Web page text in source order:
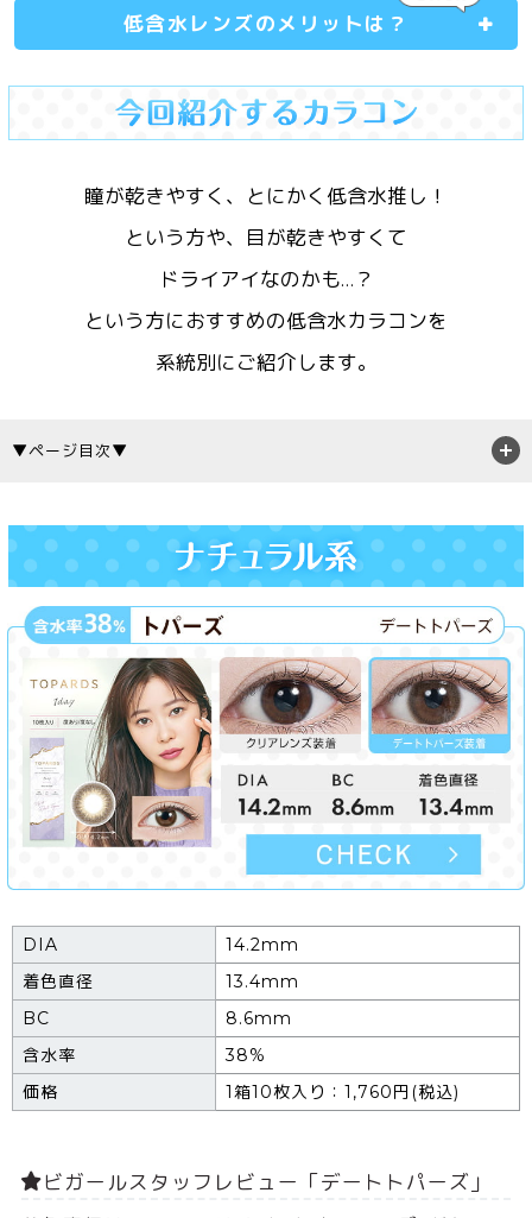
低含水レンズのメリットは？
瞳が乾きやすく、とにかく低含水推し！
という方や、目が乾きやすくて
ドライアイなのかも…？
という方におすすめの低含水カラコンを
系統別にご紹介します。
▼ページ目次▼
DIA
14.2mm
着色直径
13.4mm
BC
8.6mm
含水率
38%
価格
1箱10枚入り：1,760円(税込)
ビガールスタッフレビュー「デートトパーズ」